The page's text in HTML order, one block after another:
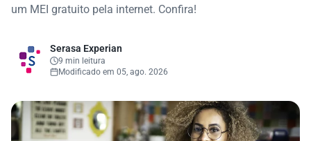
um MEI gratuito pela internet. Confira!
Serasa Experian
9 min leitura
Modificado em 05, ago. 2026